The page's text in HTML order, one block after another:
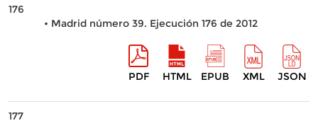
176
• Madrid número 39. Ejecución 176 de 2012
PDF HTML EPUB XML JSON
177